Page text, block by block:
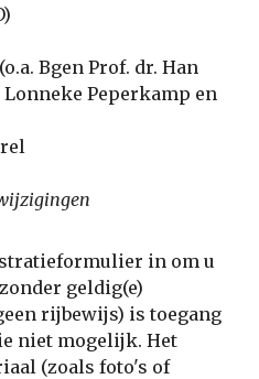
Bgen Prof. dr. Han
Peperkamp en
in om u
geldig(e)
rijbewijs) is toegang
niet mogelijk. Het
(zoals foto's of